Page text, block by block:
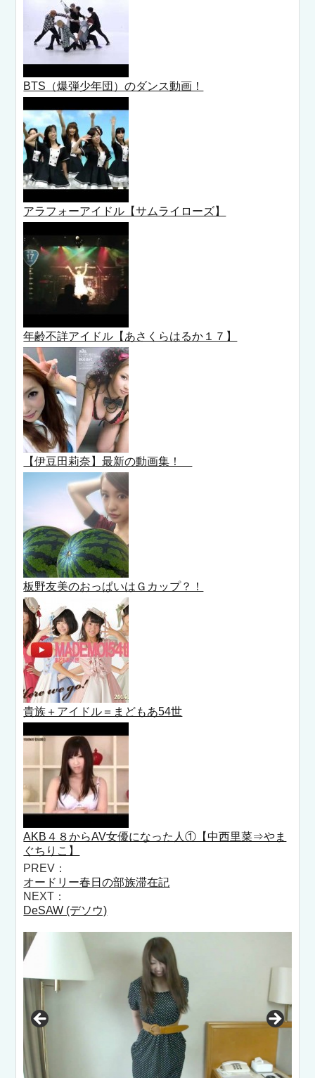
BTS（爆弾少年団）のダンス動画！
アラフォーアイドル【サムライローズ】
年齢不詳アイドル【あさくらはるか１７】
【伊豆田莉奈】最新の動画集！
板野友美のおっぱいはＧカップ？！
貴族＋アイドル＝まどもあ54世
AKB４８からAV女優になった人①【中西里菜⇒やま
ぐちりこ】
PREV：
オードリー春日の部族滞在記
NEXT：
DeSAW (デソウ)